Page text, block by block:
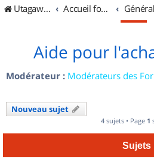
UtagawaVTT (Randos VTT et VTTAE avec traces GPS)
Accueil forum
Aide pour
Modérateur : Modérateurs des
Nouveau sujet
4 sujets • Page 1
Sujets